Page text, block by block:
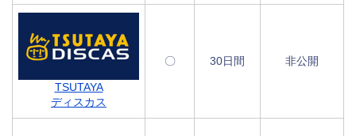
TSUTAYA
ディスカス
〇 30日間 非公開